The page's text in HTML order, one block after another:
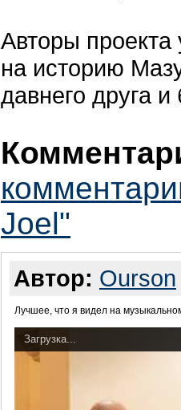
Авторы проекта
на историю
давнего друга
Joel"
Автор: Ourson
Лучшее, что я видел на
Загрузка...